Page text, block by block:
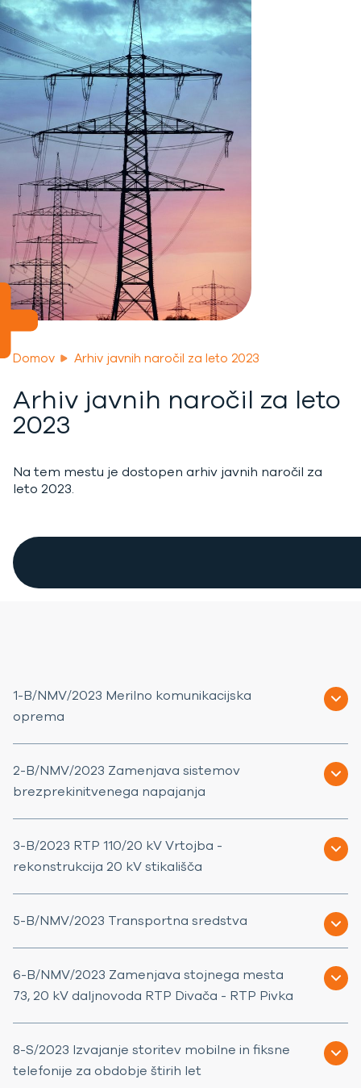
Domov Arhiv javnih naročil za leto 2023
Arhiv javnih naročil za leto
2023
Na tem mestu je dostopen arhiv javnih naročil za
leto 2023.
1-B/NMV/2023 Merilno komunikacijska
oprema
2-B/NMV/2023 Zamenjava sistemov
brezprekinitvenega napajanja
3-B/2023 RTP 110/20 kV Vrtojba -
rekonstrukcija 20 kV stikališča
5-B/NMV/2023 Transportna sredstva
6-B/NMV/2023 Zamenjava stojnega mesta
73, 20 kV daljnovoda RTP Divača - RTP Pivka
8-S/2023 Izvajanje storitev mobilne in fiksne
telefonije za obdobje štirih let